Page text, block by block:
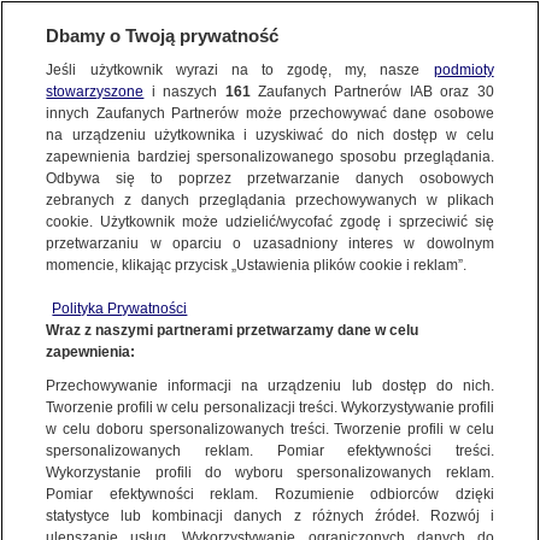
FAKTY | FAKTY PO POŁUDNIU
Ludowcy szykują "odpowiedź" na związki partnerskie. "Musi brać pod
uwagę również rozwiązania konstytucyjne"
NAJNOWSZE
ZOBACZ FAKTY
FAKTY PO FAKTACH
FAKTY O ŚWIECIE
WIĘCEJ
KANAŁY
Dzień dobry!
Jedno konto do wszystkich usług
Dbamy o Twoją prywatność
Jeśli użytkownik wyrazi na to zgodę, my, nasze podmioty
stowarzyszone i naszych 161Zaufanych Partnerów IAB oraz 30
innych Zaufanych Partnerów może przechowywać dane osobowe
na urządzeniu użytkownika i uzyskiwać do nich dostęp w celu
zapewnienia bardziej spersonalizowanego sposobu przeglądania.
Odbywa się to poprzez przetwarzanie danych osobowych
zebranych z danych przeglądania przechowywanych w plikach
cookie. Użytkownik może udzielić/wycofać zgodę i sprzeciwić się
przetwarzaniu w oparciu o uzasadniony interes w dowolnym
momencie, klikając przycisk „Ustawienia plików cookie i reklam”.
Polityka Prywatności
Wraz z naszymi partnerami przetwarzamy dane w celu
zapewnienia:
Przechowywanie informacji na urządzeniu lub dostęp do nich.
Tworzenie profili w celu personalizacji treści. Wykorzystywanie profili
w celu doboru spersonalizowanych treści. Tworzenie profili w celu
spersonalizowanych reklam. Pomiar efektywności treści.
Wykorzystanie profili do wyboru spersonalizowanych reklam.
Pomiar efektywności reklam. Rozumienie odbiorców dzięki
statystyce lub kombinacji danych z różnych źródeł. Rozwój i